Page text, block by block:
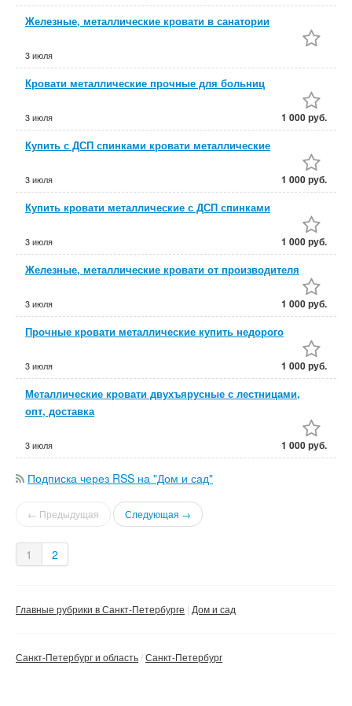
Железные, металлические кровати в санатории
3 июля
Кровати металлические прочные для больниц
3 июля 1 000 руб.
Купить с ДСП спинками кровати металлические
3 июля 1 000 руб.
Купить кровати металлические с ДСП спинками
3 июля 1 000 руб.
Железные, металлические кровати от производителя
3 июля 1 000 руб.
Прочные кровати металлические купить недорого
3 июля 1 000 руб.
Металлические кровати двухъярусные с лестницами,
опт, доставка
3 июля 1 000 руб.
Подписка через RSS на "Дом и сад"
← Предыдущая Следующая →
1 2
Главные рубрики в Санкт-Петербурге Дом и сад
Санкт-Петербург и область Санкт-Петербург